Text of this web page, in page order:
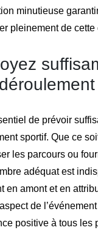
minutieuse
pleinement de
de prévoir
sportif. Que ce
les parcours ou
adéquat est
en amont et en
de
positive à tous les